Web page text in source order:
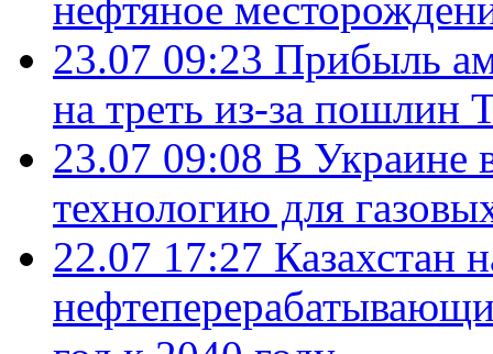
23.07 09:23 Прибыль
на треть из-за пошлин
23.07 09:08 В Украине
технологию для
22.07 17:27 Казахстан